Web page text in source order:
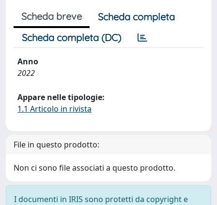
Scheda breve
Scheda completa
Scheda completa (DC)
Anno
2022
Appare nelle tipologie:
1.1 Articolo in rivista
File in questo prodotto:
Non ci sono file associati a questo prodotto.
I documenti in IRIS sono protetti da copyright e